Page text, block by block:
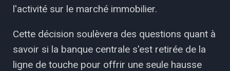
l'activité sur le marché immobilier.
Cette décision soulèvera des questions quant à
savoir si la banque centrale s'est retirée de la
ligne de touche pour offrir une seule hausse